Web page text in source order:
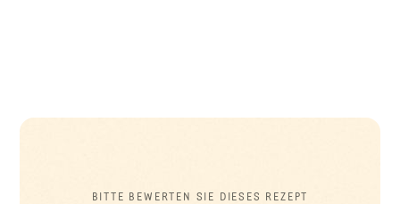
BITTE BEWERTEN SIE DIESES REZEPT